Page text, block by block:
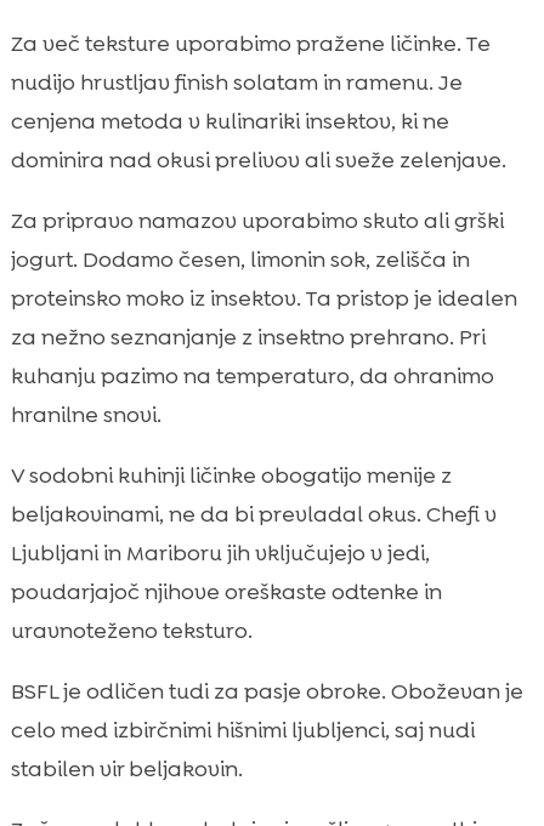
Za več teksture uporabimo pražene ličinke. Te
nudijo hrustljav finish solatam in ramenu. Je
cenjena metoda v kulinariki insektov, ki ne
dominira nad okusi prelivov ali sveže zelenjave.
Za pripravo namazov uporabimo skuto ali grški
jogurt. Dodamo česen, limonin sok, zelišča in
proteinsko moko iz insektov. Ta pristop je idealen
za nežno seznanjanje z insektno prehrano. Pri
kuhanju pazimo na temperaturo, da ohranimo
hranilne snovi.
V sodobni kuhinji ličinke obogatijo menije z
beljakovinami, ne da bi prevladal okus. Chefi v
Ljubljani in Mariboru jih vključujejo v jedi,
poudarjajoč njihove oreškaste odtenke in
uravnoteženo teksturo.
BSFL je odličen tudi za pasje obroke. Oboževan je
celo med izbirčnimi hišnimi ljubljenci, saj nudi
stabilen vir beljakovin.